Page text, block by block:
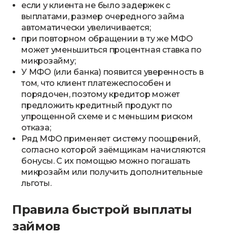
если у клиента не было задержек с
выплатами, размер очередного займа
автоматически увеличивается;
при повторном обращении в ту же МФО
может уменьшиться процентная ставка по
микрозайму;
У МФО (или банка) появится уверенность в
том, что клиент платежеспособен и
порядочен, поэтому кредитор может
предложить кредитный продукт по
упрощенной схеме и с меньшим риском
отказа;
Ряд МФО применяет систему поощрений,
согласно которой заёмщикам начисляются
бонусы. С их помощью можно погашать
микрозайм или получить дополнительные
льготы.
Правила быстрой выплаты
займов